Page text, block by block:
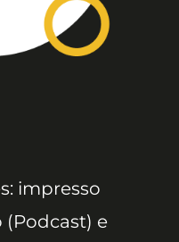
impresso
(Podcast) e